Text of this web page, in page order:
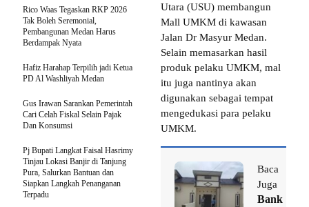
Utara (USU) membangun
Mall UMKM di kawasan
Jalan Dr Masyur Medan.
Selain memasarkan hasil
produk pelaku UMKM, mal
itu juga nantinya akan
digunakan sebagai tempat
mengedukasi para pelaku
UMKM.
Baca
Juga
Bank
Rico Waas Tegaskan RKP 2026
Tak Boleh Seremonial,
Pembangunan Medan Harus
Berdampak Nyata
Hafiz Harahap Terpilih jadi Ketua
PD Al Washliyah Medan
Gus Irawan Sarankan Pemerintah
Cari Celah Fiskal Selain Pajak
Dan Konsumsi
Pj Bupati Langkat Faisal Hasrimy
Tinjau Lokasi Banjir di Tanjung
Pura, Salurkan Bantuan dan
Siapkan Langkah Penanganan
Terpadu